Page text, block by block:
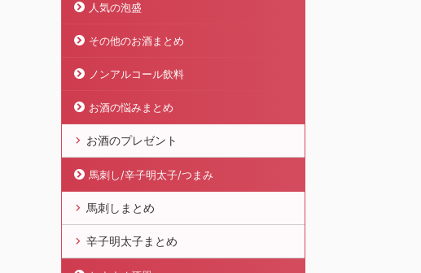
人気の泡盛
その他のお酒まとめ
ノンアルコール飲料
お酒の悩みまとめ
お酒のプレゼント
馬刺し/辛子明太子/つまみ
馬刺しまとめ
辛子明太子まとめ